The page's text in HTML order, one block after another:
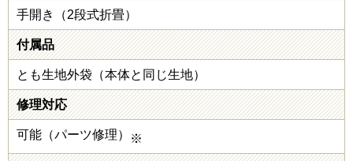
手開き（2段式折畳）
付属品
とも生地外袋（本体と同じ生地）
修理対応
可能（パーツ修理） ※